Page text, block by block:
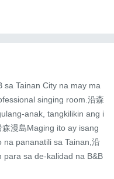
sa Tainan City na may ma
singing room.沿森
anak, tangkilikin ang i
漫島Maging ito ay isang
pananatili sa Tainan,沿
para sa de-kalidad na B&B